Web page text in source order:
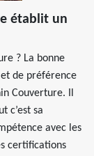
établit un
? La bonne
de préférence
Couverture. Il
c’est sa
avec les
certifications